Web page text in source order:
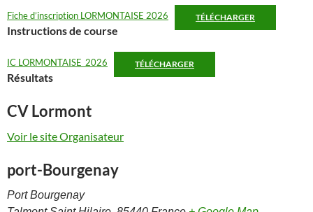
Fiche d’inscription LORMONTAISE 2026 TÉLÉCHARGER
Instructions de course
IC LORMONTAISE_2026 TÉLÉCHARGER
Résultats
CV Lormont
Voir le site Organisateur
port-Bourgenay
Port Bourgenay